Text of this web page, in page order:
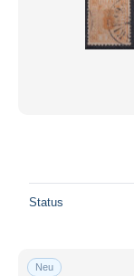
Status
Neu